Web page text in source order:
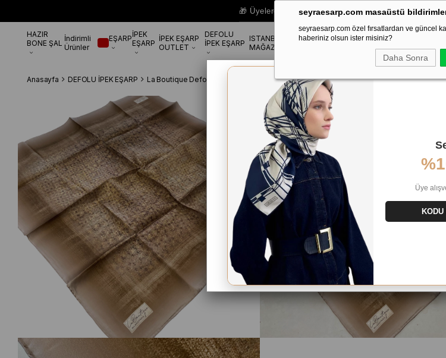
seyraesarp.com masaüstü
seyraesarp.com özel fırsatlardan ve güncel
haberiniz olsun ister misiniz?
Daha Sonra
🎁 Üyelere Özel Sepette%10 EKSTRA İNDİRİM
HAZIR
BONE ŞAL İndirimli
Ürünler
EŞARPİPEK
EŞARP İPEK EŞARP
OUTLET
DEFOLU
İPEK EŞARP ISTANBUL
MAĞAZA
ŞALAKSESUAR
Anasayfa DEFOLU İPEK EŞARP La Boutique Defolu İpek Eşarp La Boutique Az Hatalı Sura Saf İpek Eşarp 54370 Vizon
Üye